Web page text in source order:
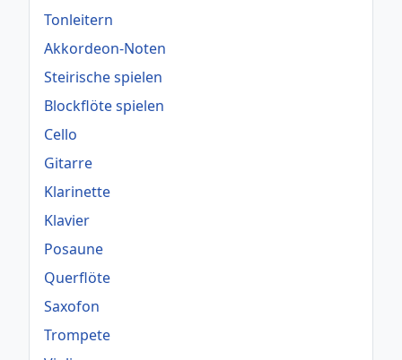
Tonleitern
Akkordeon-Noten
Steirische spielen
Blockflöte spielen
Cello
Gitarre
Klarinette
Klavier
Posaune
Querflöte
Saxofon
Trompete